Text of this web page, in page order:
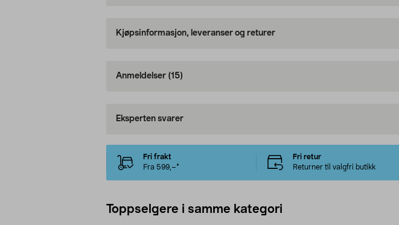
Kjøpsinformasjon, leveranser og returer
Anmeldelser (15)
Eksperten svarer
Fri frakt
Fra 599,–*
Fri retur
Returner til valgfri butikk
Toppselgere i samme kategori